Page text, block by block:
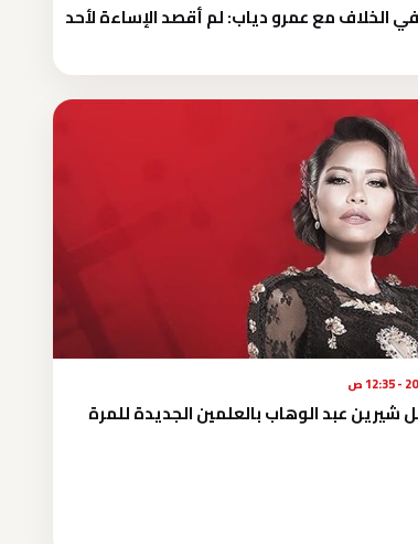
الخلاف مع عمرو دياب: لم أقصد الإساءة لأحد
شيرين عبد الوهاب بالعلمين الجديدة للمرة